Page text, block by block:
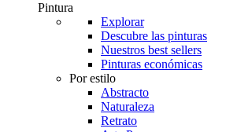
Pintura
Explorar
Descubre las pinturas
Nuestros best sellers
Pinturas económicas
Por estilo
Abstracto
Naturaleza
Retrato